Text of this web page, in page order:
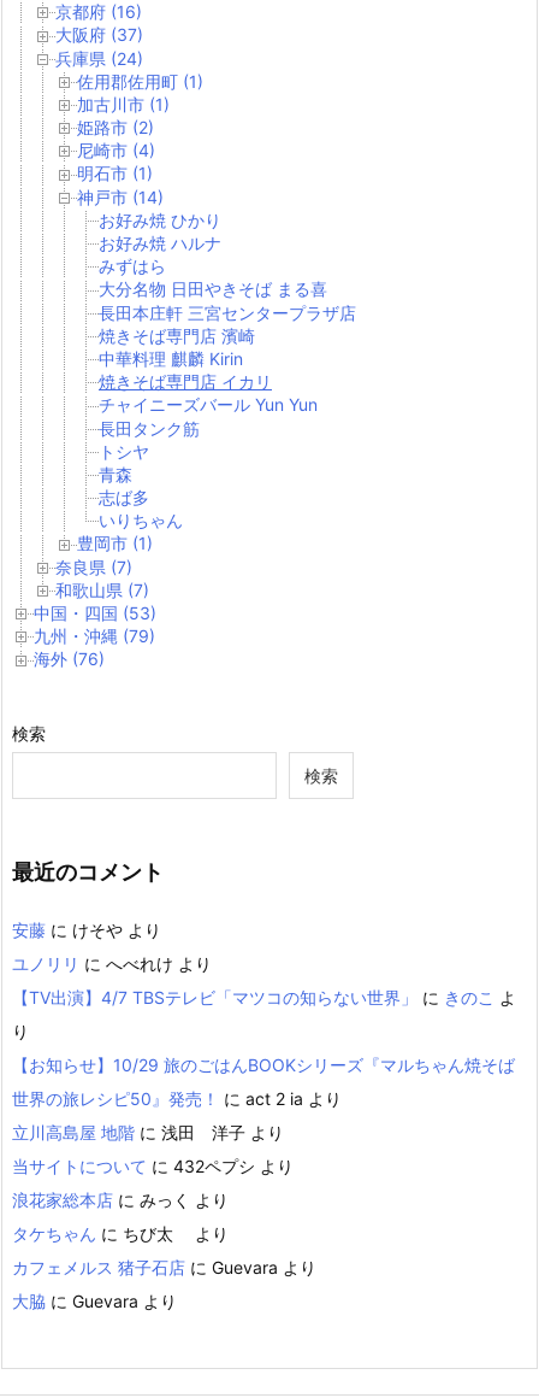
京都府 (16)
大阪府 (37)
兵庫県 (24)
佐用郡佐用町 (1)
加古川市 (1)
姫路市 (2)
尼崎市 (4)
明石市 (1)
神戸市 (14)
お好み焼 ひかり
お好み焼 ハルナ
みずはら
大分名物 日田やきそば まる喜
長田本庄軒 三宮センタープラザ店
焼きそば専門店 濱崎
中華料理 麒麟 Kirin
焼きそば専門店 イカリ
チャイニーズバール Yun Yun
長田タンク筋
トシヤ
青森
志ば多
いりちゃん
豊岡市 (1)
奈良県 (7)
和歌山県 (7)
中国・四国 (53)
九州・沖縄 (79)
海外 (76)
検索
検索
最近のコメント
安藤 に けそや より
ユノリリ に へべれけ より
【TV出演】4/7 TBSテレビ「マツコの知らない世界」
に きのこ よ
り
【お知らせ】10/29 旅のごはんBOOKシリーズ『マルちゃん焼そば
世界の旅レシピ50』発売！
に act 2 ia より
立川高島屋 地階 に 浅田 洋子 より
当サイトについて に 432ペプシ より
浪花家総本店 に みっく
より
タケちゃん に ちび太
より
カフェメルス 猪子石店 に Guevara より
大脇 に Guevara より